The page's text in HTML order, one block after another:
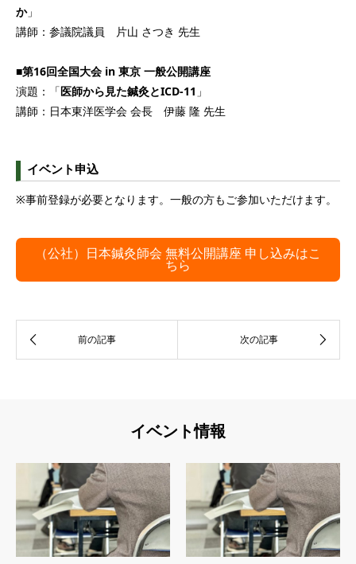
か」
講師：参議院議員 片山 さつき 先生
■第16回全国大会 in 東京 一般公開講座
演題：「医師から見た鍼灸とICD-11 」
講師：日本東洋医学会 会長 伊藤 隆 先生
イベント申込
※事前登録が必要となります。一般の方もご参加いただけます。
（公社）日本鍼灸師会 無料公開講座 申し込みはこ
ちら
イベント情報